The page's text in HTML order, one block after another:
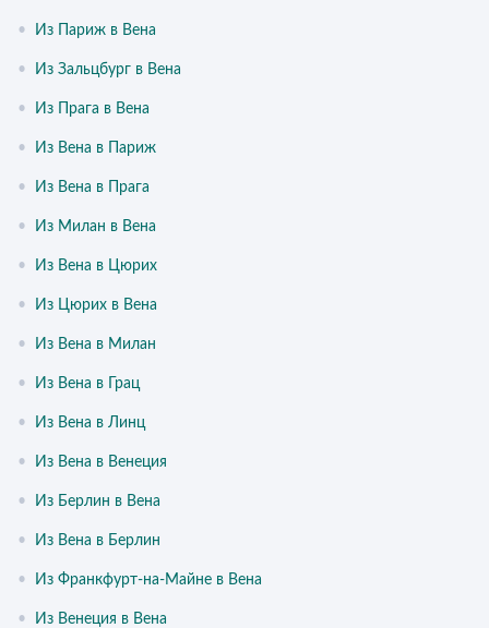
• Из Париж в Вена
• Из Зальцбург в Вена
• Из Прага в Вена
• Из Вена в Париж
• Из Вена в Прага
• Из Милан в Вена
• Из Вена в Цюрих
• Из Цюрих в Вена
• Из Вена в Милан
• Из Вена в Грац
• Из Вена в Линц
• Из Вена в Венеция
• Из Берлин в Вена
• Из Вена в Берлин
• Из Франкфурт-на-Майне в Вена
• Из Венеция в Вена